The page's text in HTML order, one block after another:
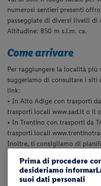
numerosi sentieri presenti
passeggiate di diversi livelli di
Altitudine: 850 m s.l.m. ca.
Come arrivare
Per raggiungere la località
suggeriamo di consultare i
link:
• In Alto Adige con trasporti
trasporti locali www.sad.it o il
• In Trentino con trasporti da
trasporti locali
Inoltre, ti consigliamo di
valutando i tempi di
Per strutture in provincia di
Prima di procedere
desideriamo
suoi dati personali